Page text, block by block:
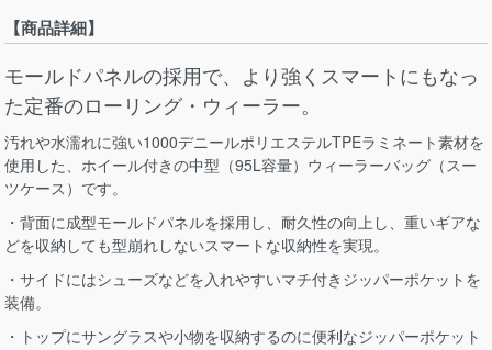
【商品詳細】
モールドパネルの採用で、より強くスマートにもなっ
た定番のローリング・ウィーラー。
汚れや水濡れに強い1000デニールポリエステルTPEラミネート素材を
使用した、ホイール付きの中型（95L容量）ウィーラーバッグ（スー
ツケース）です。
・背面に成型モールドパネルを採用し、耐久性の向上し、重いギアな
どを収納しても型崩れしないスマートな収納性を実現。
・サイドにはシューズなどを入れやすいマチ付きジッパーポケットを
装備。
・トップにサングラスや小物を収納するのに便利なジッパーポケット